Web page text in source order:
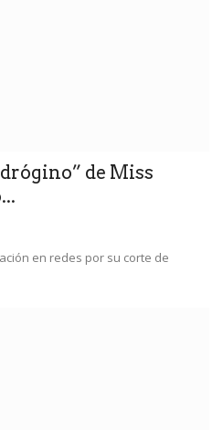
de Miss
en redes por su corte de